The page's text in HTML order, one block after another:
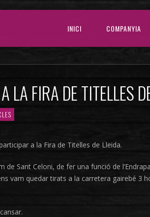
INICI COMPANYIA
LA FIRA DE TITELLES
a la Fira de Titelles de Lleida.
de Sant Celoni, de fer una funció de
vam quedar tirats a la carretera gairebé 3